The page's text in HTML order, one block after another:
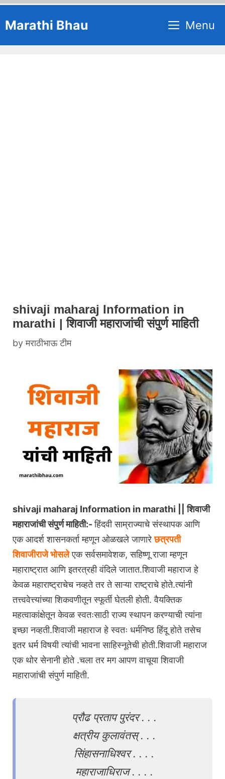
toMarathi Bhau Menu
shivaji maharaj Information in
marathi | शिवाजी महाराजांची संपुर्ण माहिती
byमराठीभाऊ टीम
shivaji maharaj Information in marathi || शिवाजी
महाराजांची संपुर्ण माहिती:-हिंदवी साम्राज्याचे संस्थापक आणि
एक आदर्श शासनकर्ता म्हणून ओळखले जाणारेछत्रपती
शिवाजीराजे भोसलेएक सर्वसमावेशक, सहिष्णू राजा म्हणून
महाराष्ट्रात आणि इतरत्रही वंदिले जातात.शिवाजी महाराज हे
केवळ महाराष्ट्राचेच नव्हते तर ते साऱ्या राष्ट्राचे होते.त्यांनी
तत्त्ववेत्त्यांच्या शिकवणीतून स्फूर्ती घेतली होती. वैयक्तिक
महत्वाकांक्षेतून केवळ स्वतःसाठी राज्य स्थापन करण्याची त्यांना
इच्छा नव्हती.शिवाजी महाराज हे स्वतः धर्मनिष्ठ हिंदू होते तसेच
इतर धर्म विषयी त्यांची भावना साहिस्नूतेची होती.शिवाजी महाराज
एक थोर सेनानी होते .चला तर मग आपण वाचूया शिवाजी
महाराजांची संपुर्ण माहिती.
प्रौढ प्रताप पुरंदर . . .
क्षत्रीय कुलावंतस् . . .
सिंहासनाधिश्वर . . . .
महाराजाधिराज . . . .